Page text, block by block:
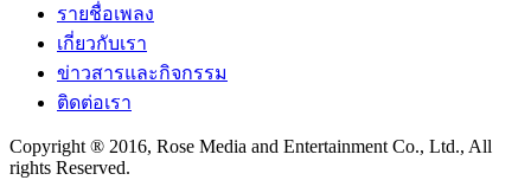
รายชื่อเพลง
เกี่ยวกับเรา
ข่าวสารและกิจกรรม
ติดต่อเรา
Copyright ® 2016, Rose Media and Entertainment Co., Ltd., All
rights Reserved.